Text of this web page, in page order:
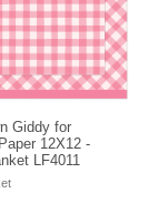
Giddy for
12X12 -
LF4011